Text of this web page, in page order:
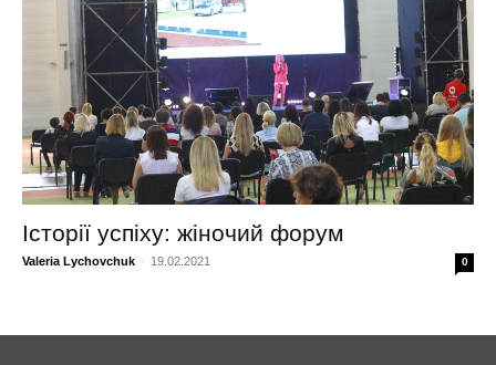
Історії успіху: жіночий форум
Valeria Lychovchuk - 19.02.2021 0